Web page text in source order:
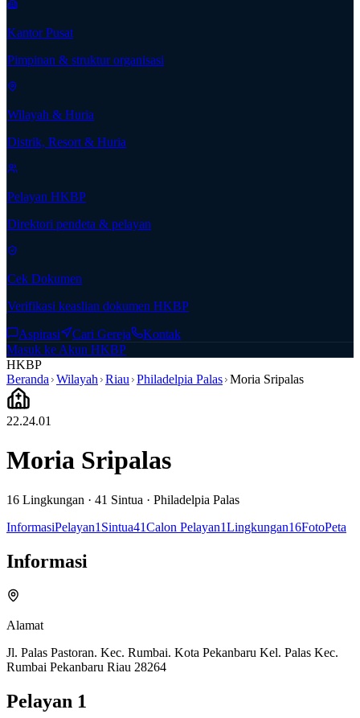
Kantor Pusat
Pimpinan & struktur organisasi
Wilayah & Huria
Distrik, Resort & Huria
Pelayan HKBP
Direktori pendeta & pelayan
Cek Dokumen
Verifikasi keaslian dokumen HKBP
Aspirasi Cari Gereja
Kontak
Masuk ke Akun HKBP
HKBP
Beranda Wilayah Riau Philadelpia Palas Moria Sripalas
22.24.01
Moria Sripalas
16 Lingkungan · 41 Sintua · Philadelpia Palas
InformasiPelayan1 Sintua41Calon Pelayan1Lingkungan16FotoPeta
Informasi
Alamat
Jl. Palas Pastoran. Kec. Rumbai. Kota Pekanbaru Kel. Palas Kec.
Rumbai Pekanbaru Riau 28264
Pelayan 1